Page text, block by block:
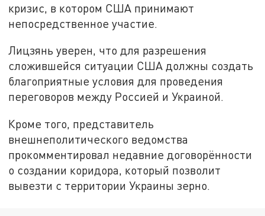
кризис, в котором США принимают
непосредственное участие.
Лицзянь уверен, что для разрешения
сложившейся ситуации США должны создать
благоприятные условия для проведения
переговоров между Россией и Украиной.
Кроме того, представитель
внешнеполитического ведомства
прокомментировал недавние договорённости
о создании коридора, который позволит
вывезти с территории Украины зерно.